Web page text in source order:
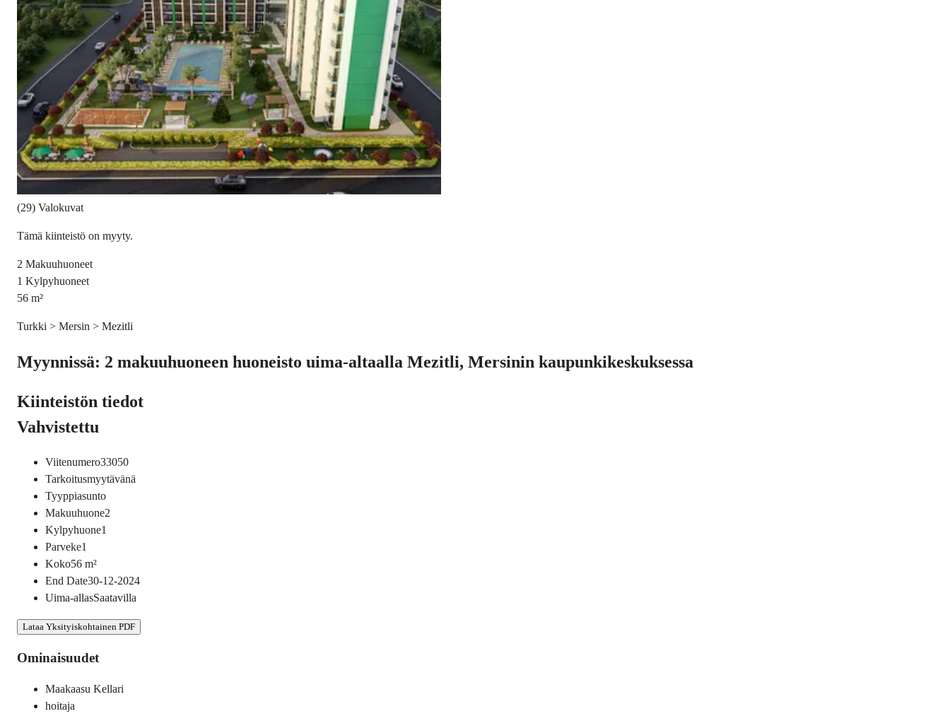
(29) Valokuvat
Tämä kiinteistö on myyty.
2 Makuuhuoneet
1 Kylpyhuoneet
56 m²
Turkki > Mersin > Mezitli
Myynnissä: 2 makuuhuoneen huoneisto uima-altaalla Mezitli, Mersinin kaupunkikeskuksessa
Kiinteistön tiedot
Vahvistettu
Viitenumero33050
Tarkoitusmyytävänä
Tyyppiasunto
Makuuhuone2
Kylpyhuone1
Parveke1
Koko56 m²
End Date30-12-2024
Uima-allasSaatavilla
Lataa Yksityiskohtainen PDF
Ominaisuudet
Maakaasu Kellari
hoitaja